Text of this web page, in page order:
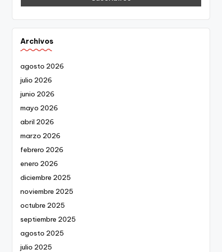
Archivos
agosto 2026
julio 2026
junio 2026
mayo 2026
abril 2026
marzo 2026
febrero 2026
enero 2026
diciembre 2025
noviembre 2025
octubre 2025
septiembre 2025
agosto 2025
julio 2025